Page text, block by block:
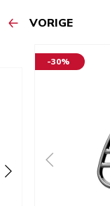
VORIGE
-30%